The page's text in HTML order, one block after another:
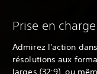
Prise en
Admirez l'action
résolutions aux
larges (32:9), ou